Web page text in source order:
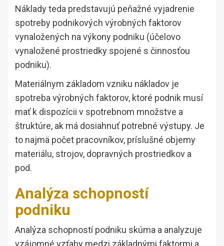
Náklady teda predstavujú peňažné vyjadrenie
spotreby podnikových výrobných faktorov
vynaložených na výkony podniku (účelovo
vynaložené prostriedky spojené s činnosťou
podniku).
Materiálnym základom vzniku nákladov je
spotreba výrobných faktorov, ktoré podnik musí
mať k dispozícii v spotrebnom množstve a
štruktúre, ak má dosiahnuť potrebné výstupy. Je
to najmä počet pracovníkov, príslušné objemy
materiálu, strojov, dopravných prostriedkov a
pod.
Analýza schopností
podniku
Analýza schopností podniku skúma a analyzuje
vzájomné vzťahy medzi základnými faktormi a